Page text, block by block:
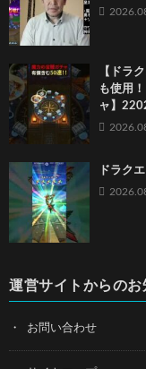
【ドラ
も使用
ャ】
ドラク
運営サイトからのお
お問い合わせ